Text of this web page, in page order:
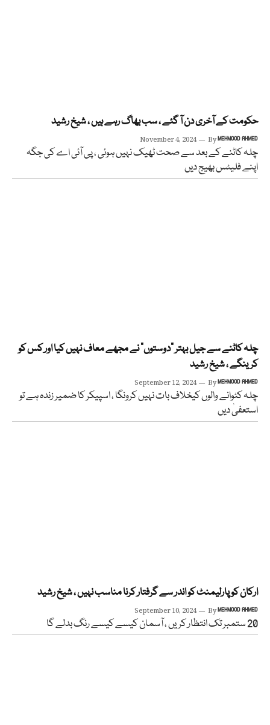
حکومت کے آخری دن آ گئے ، سب بھاگ رہے ہیں ، شیخ رشید
November 4, 2024 ByMEHMOOD AHMED
چلہ کاٹنے کے بعد سے صحت ٹھیک نہیں ہوئی ، پی آئی اے کی جگہ
اپنے فلیٹس بھیج دیں
چلہ کاٹنے سے جیل بہتر “دوستوں” نے مجھے معاف نہیں کیا اور کس کو
کرینگے ، شیخ رشید
September 12, 2024 ByMEHMOOD AHMED
چلہ کٹوانے والوں کیخلاف بات نہیں کرونگا ، اسپیکر کا ضمیر زندہ ہے تو
استعفیٰ دیں
ارکان کو پارلیمنٹ کو اندر سے گرفتار کرنا مناسب نہیں ، شیخ رشید
September 10, 2024 ByMEHMOOD AHMED
20 ستمبر تک انتظار کریں ، آسمان کیسے کیسے رنگ بدلے گا